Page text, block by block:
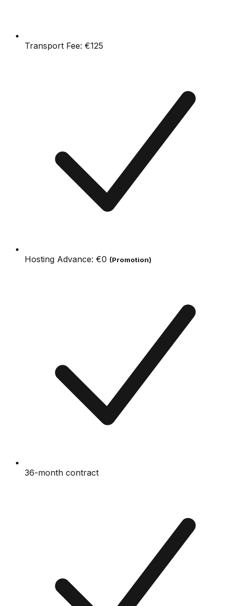
Transport Fee: €125
Hosting Advance: €0 (Promotion)
36-month contract